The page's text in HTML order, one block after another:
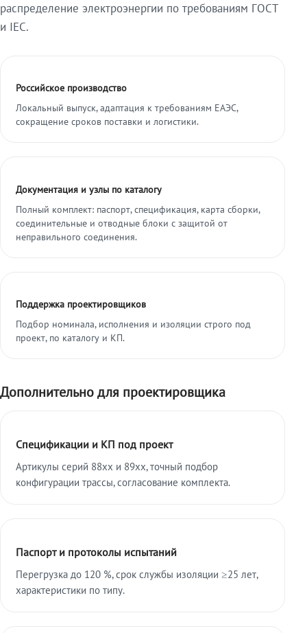
распределение электроэнергии по требованиям ГОСТ
и IEC.
Российское производство
Локальный выпуск, адаптация к требованиям ЕАЭС,
сокращение сроков поставки и логистики.
Документация и узлы по каталогу
Полный комплект: паспорт, спецификация, карта сборки,
соединительные и отводные блоки с защитой от
неправильного соединения.
Поддержка проектировщиков
Подбор номинала, исполнения и изоляции строго под
проект, по каталогу и КП.
Дополнительно для проектировщика
Спецификации и КП под проект
Артикулы серий 88xx и 89xx, точный подбор
конфигурации трассы, согласование комплекта.
Паспорт и протоколы испытаний
Перегрузка до 120 %, срок службы изоляции ≥25 лет,
характеристики по типу.